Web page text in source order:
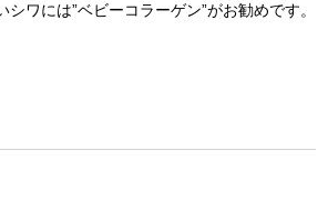
シワには”ベビーコラーゲン”がお勧めです。